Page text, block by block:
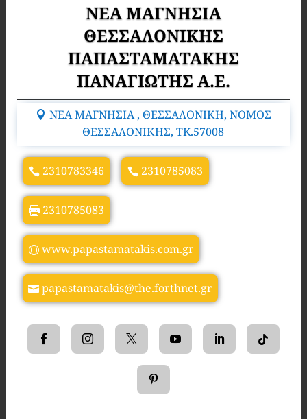
ΝΕΑ ΜΑΓΝΗΣΙΑ
ΘΕΣΣΑΛΟΝΙΚΗΣ
ΠΑΠΑΣΤΑΜΑΤΑΚΗΣ
ΠΑΝΑΓΙΩΤΗΣ Α.Ε.
ΝΕΑ ΜΑΓΝΗΣΙΑ , ΘΕΣΣΑΛΟΝΙΚΗ, ΝΟΜΟΣ
ΘΕΣΣΑΛΟΝΙΚΗΣ, TK.57008
2310783346 2310785083
2310785083
www.papastamatakis.com.gr
papastamatakis@the.forthnet.gr